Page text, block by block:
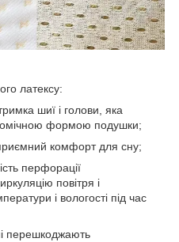
латексу:
шиї і голови, яка
формою подушки;
комфорт для сну;
перфорації
повітря і
і вологості під час
перешкоджають